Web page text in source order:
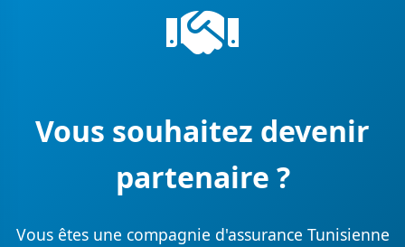
Vous souhaitez devenir
partenaire ?
Vous êtes une compagnie d'assurance Tunisienne